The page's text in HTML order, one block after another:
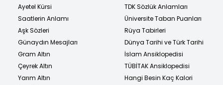
Ayetel Kürsi
Saatlerin Anlamı
Aşk Sözleri
Günaydın Mesajları
Gram Altın
Çeyrek Altın
Yarım Altın
TDK Sözlük Anlamları
Üniversite Taban Puanları
Rüya Tabirleri
Dünya Tarihi ve Türk Tarihi
İslam Ansiklopedisi
TÜBİTAK Ansiklopedisi
Hangi Besin Kaç Kalori